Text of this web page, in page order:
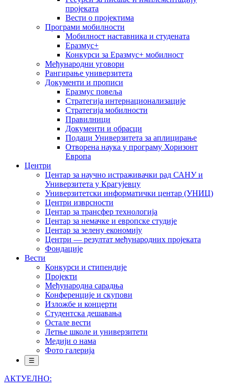
пројеката
Вести о пројектима
Програми мобилности
Мобилност наставника и студената
Еразмус+
Конкурси за Еразмус+ мобилност
Међународни уговори
Рангирање универзитета
Документи и прописи
Еразмус повеља
Стратегија интернационализације
Стратегија мобилности
Правилници
Документи и обрасци
Подаци Универзитета за аплицирање
Отворена наука у програму Хоризонт
Европа
Центри
Центар за научно истраживачки рад САНУ и
Универзитета у Крагујевцу
Универзитетски информатички центар (УНИЦ)
Центри изврсности
Центар за трансфер технологија
Центар за немачке и европске студије
Центар за зелену економију
Центри — резултат међународних пројеката
Фондације
Вести
Конкурси и стипендије
Пројекти
Међународна сарадња
Конференције и скупови
Изложбе и концерти
Студентска дешавања
Остале вести
Летње школе и универзитети
Медији о нама
Фото галерија
☰
АКТУЕЛНО: